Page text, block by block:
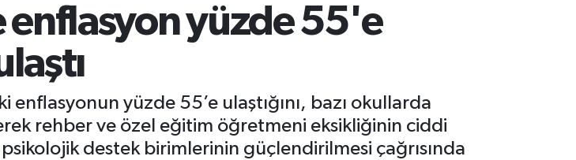
enflasyon yüzde 55'e
yüzde 55’e ulaştığını, bazı okullarda
rehber ve özel eğitim öğretmeni eksikliğinin ciddi
destek birimlerinin güçlendirilmesi çağrısında